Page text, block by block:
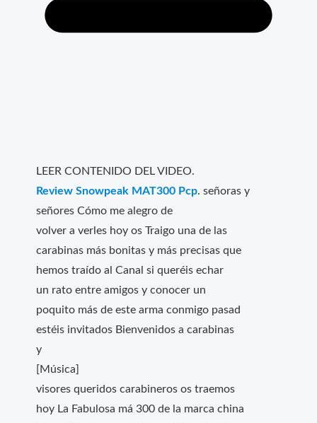
LEER CONTENIDO DEL VIDEO.
Review Snowpeak MAT300 Pcp. señoras y
señores Cómo me alegro de
volver a verles hoy os Traigo una de las
carabinas más bonitas y más precisas que
hemos traído al Canal si queréis echar
un rato entre amigos y conocer un
poquito más de este arma conmigo pasad
estéis invitados Bienvenidos a carabinas
y
[Música]
visores queridos carabineros os traemos
hoy La Fabulosa má 300 de la marca china